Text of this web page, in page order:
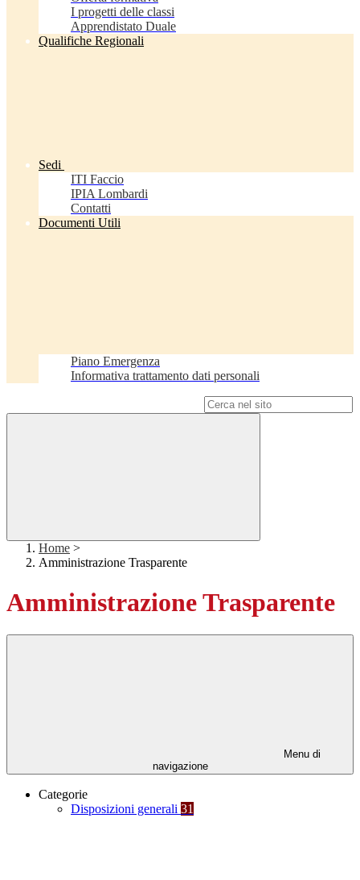
I progetti delle classi
Apprendistato Duale
Qualifiche Regionali
Sedi
ITI Faccio
IPIA Lombardi
Contatti
Documenti Utili
Piano Emergenza
Informativa trattamento dati personali
Home >
Amministrazione Trasparente
Amministrazione Trasparente
Menu di
navigazione
Categorie
Disposizioni generali 31